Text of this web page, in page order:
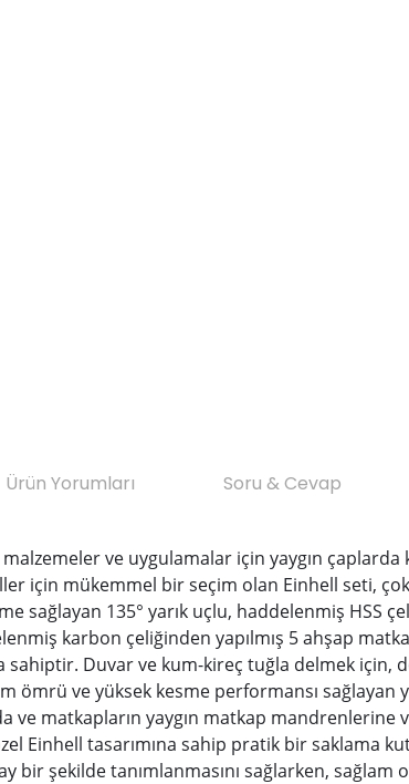
Ürün Yorumları Soru & Cevap
malzemeler ve uygulamalar için yaygın
için mükemmel bir seçim olan Einhell seti,
sağlayan 135° yarık uçlu, haddelenmiş HSS
karbon çeliğinden yapılmış 5 ahşap
sahiptir. Duvar ve kum-kireç tuğla delmek için,
ömrü ve yüksek kesme performansı
ve matkapların yaygın matkap mandrenlerine
Einhell tasarımına sahip pratik bir saklama
bir şekilde tanımlanmasını sağlarken,